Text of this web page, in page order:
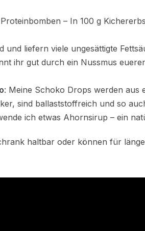
– In 100 g
und liefern viele ungesättigte
ihr gut durch ein Nussmus
: Meine Schoko Drops werden aus
sind ballaststoffreich und so
ich etwas Ahornsirup – ein
haltbar oder können für